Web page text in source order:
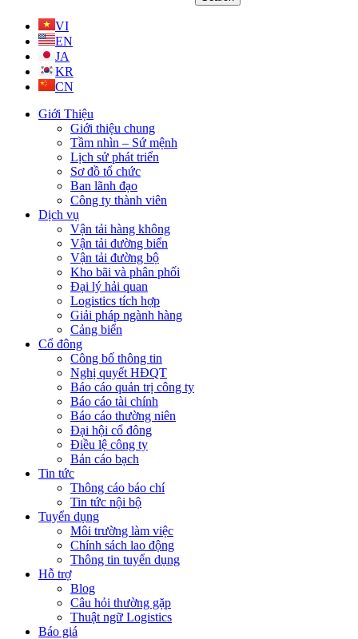
VI
EN
JA
KR
CN
Giới Thiệu
Giới thiệu chung
Tầm nhìn – Sứ mệnh
Lịch sử phát triển
Sơ đồ tổ chức
Ban lãnh đạo
Công ty thành viên
Dịch vụ
Vận tải hàng không
Vận tải đường biển
Vận tải đường bộ
Kho bãi và phân phối
Đại lý hải quan
Logistics tích hợp
Giải pháp ngành hàng
Cảng biển
Cổ đông
Công bố thông tin
Nghị quyết HĐQT
Báo cáo quản trị công ty
Báo cáo tài chính
Báo cáo thường niên
Đại hội cổ đông
Điều lệ công ty
Bản cáo bạch
Tin tức
Thông cáo báo chí
Tin tức nội bộ
Tuyển dụng
Môi trường làm việc
Chính sách lao động
Thông tin tuyển dụng
Hỗ trợ
Blog
Câu hỏi thường gặp
Thuật ngữ Logistics
Báo giá